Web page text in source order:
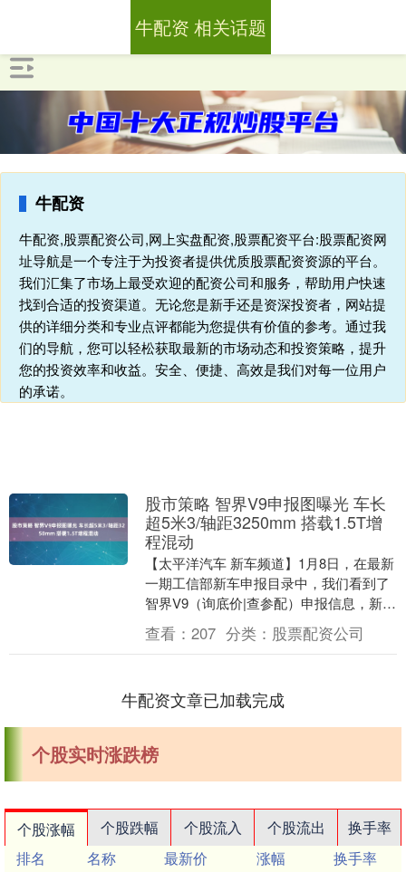
牛配资
牛配资,股票配资公司,网上实盘配资,股票配资平台:股票配资网
址导航是一个专注于为投资者提供优质股票配资资源的平台。
我们汇集了市场上最受欢迎的配资公司和服务，帮助用户快速
找到合适的投资渠道。无论您是新手还是资深投资者，网站提
供的详细分类和专业点评都能为您提供有价值的参考。通过我
们的导航，您可以轻松获取最新的市场动态和投资策略，提升
您的投资效率和收益。安全、便捷、高效是我们对每一位用户
的承诺。
牛配资 相关话题
股市策略 智界V9申报图曝光 车长
超5米3/轴距3250mm 搭载1.5T增
程混动
【太平洋汽车 新车频道】1月8日，在最新
一期工信部新车申报目录中，我们看到了
智界V9（询底价|查参配）申报信息，新车
定位大型MPV，车长超5米3，轴距
3250m....
查看： 207 分类： 股票配资公司
牛配资文章已加载完成
个股实时涨跌榜
个股涨幅 个股跌幅 个股流入 个股流出
换手率
排名
名称 最新价 涨幅
换手率